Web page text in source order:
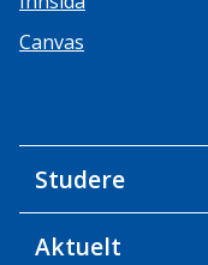
Canvas
Studere
Aktuelt